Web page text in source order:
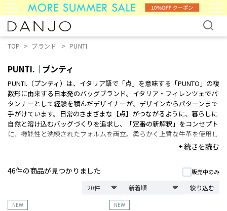
TOP ブランド PUNTI.
PUNTI. プンティ
PUNTI.（プンティ）は、イタリア語で「点」を意味する「PUNTO」の複
数形に由来する日本発のバッグブランド。イタリア・フィレンツェでパ
タンナーとして経験を積んだデザイナーが、デザインからパターンまで
手がけています。日常のさまざまな【点】がつながるように、暮らしに
自然と溶け込むバッグづくりを追求し、「定番の新解釈」をコンセプト
に、機能性と洗練されたフォルムを両立。柔らかく上質な牛革を使用し
たレザーバッグは、ミニマルで美しいオリジナル金具など細部までこだ
「PORTRAIT（ポートレート）」「OVOLO（オヴォロ）」など、人気シ
リーズを展開。上質な牛革を使用したハンドバッグやトートバッグ、シ
から休日のお出かけまで幅広いシーンで活躍します。
+ 続きを読む
46件の商品が見つかりました 販売中のみ
絞り込む
NEW NEW